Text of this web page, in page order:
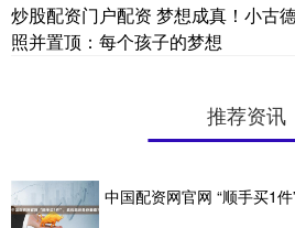
炒股配资门户配资 梦想成真！小古
照并置顶：每个孩子的梦想
推荐资讯
中国配资网官网 “顺手买1